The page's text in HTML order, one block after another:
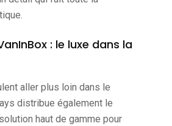
: le luxe dans la
aller plus loin dans le
distribue également le
haut de gamme pour